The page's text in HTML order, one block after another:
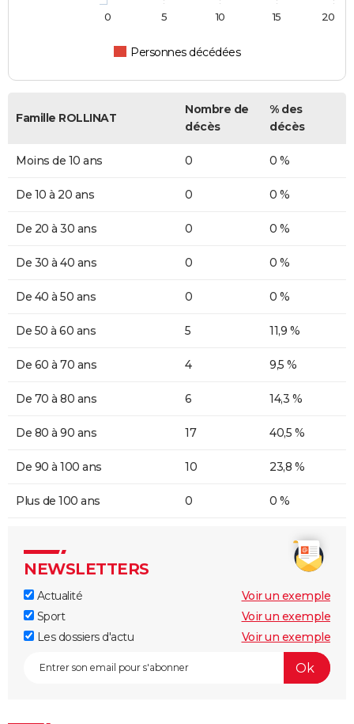
Personnes décédées
0 5 10 15 20
Famille ROLLINAT
Nombre de
décès
% des
décès
Moins de 10 ans 0 0 %
De 10 à 20 ans 0 0 %
De 20 à 30 ans 0 0 %
De 30 à 40 ans 0 0 %
De 40 à 50 ans 0 0 %
De 50 à 60 ans 5 11,9 %
De 60 à 70 ans 4 9,5 %
De 70 à 80 ans 6 14,3 %
De 80 à 90 ans 17 40,5 %
De 90 à 100 ans 10 23,8 %
Plus de 100 ans 0 0 %
NEWSLETTERS
Actualité
Voir un exemple
Sport
Voir un exemple
Les dossiers d'actu
Voir un exemple